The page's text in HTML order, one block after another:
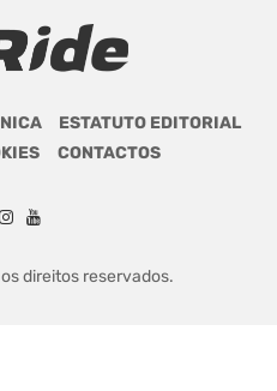
ESTATUTO EDITORIAL
CONTACTOS
direitos reservados.